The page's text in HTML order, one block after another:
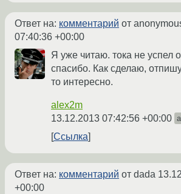
Ответ на: комментарий от
07:40:36 +00:00
Я уже читаю. тока не успел
спасибо. Как сделаю,
то интересно.
alex2m
13.12.2013 07:42:56 +00:00
Ссылка
Ответ на: комментарий от dada
+00:00